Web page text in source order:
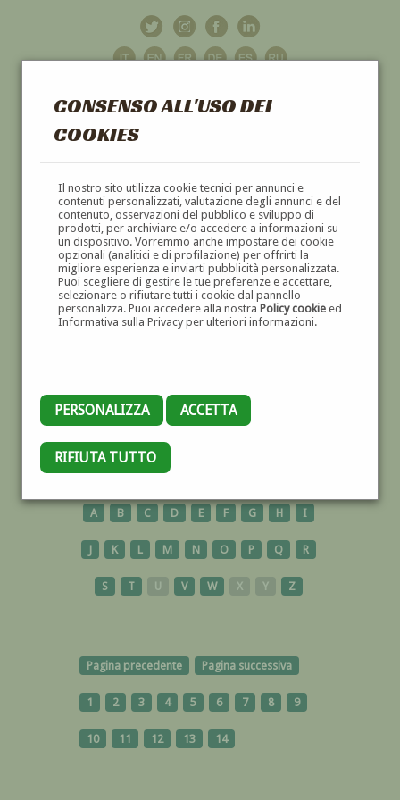
CONSENSO ALL'USO DEI
COOKIES
Il nostro sito utilizza cookie tecnici per annunci e
contenuti personalizzati, valutazione degli annunci e del
contenuto, osservazioni del pubblico e sviluppo di
prodotti, per archiviare e/o accedere a informazioni su
un dispositivo. Vorremmo anche impostare dei cookie
opzionali (analitici e di profilazione) per offrirti la
migliore esperienza e inviarti pubblicità personalizzata.
Puoi scegliere di gestire le tue preferenze e accettare,
selezionare o rifiutare tutti i cookie dal pannello
personalizza. Puoi accedere alla nostra Policy cookieed
Informativa sulla Privacy per ulteriori informazioni.
PERSONALIZZA ACCETTA
RIFIUTA TUTTO
GALLERIAD'ARTE
DIPINTI E SCULTURE '800 E '900
OPERE
A B C D E F G H I
J K L M N O P Q R
S T U V W X Y Z
Pagina precedente Pagina successiva
1 2 3 4 5 6 7 8 9
10 11 12 13 14